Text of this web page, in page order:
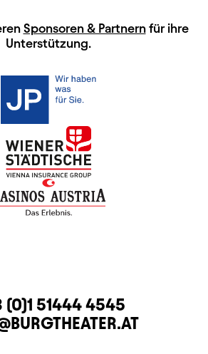
Sponsoren & Partnernfür ihre
Unterstützung.
(0)1 51444 4545